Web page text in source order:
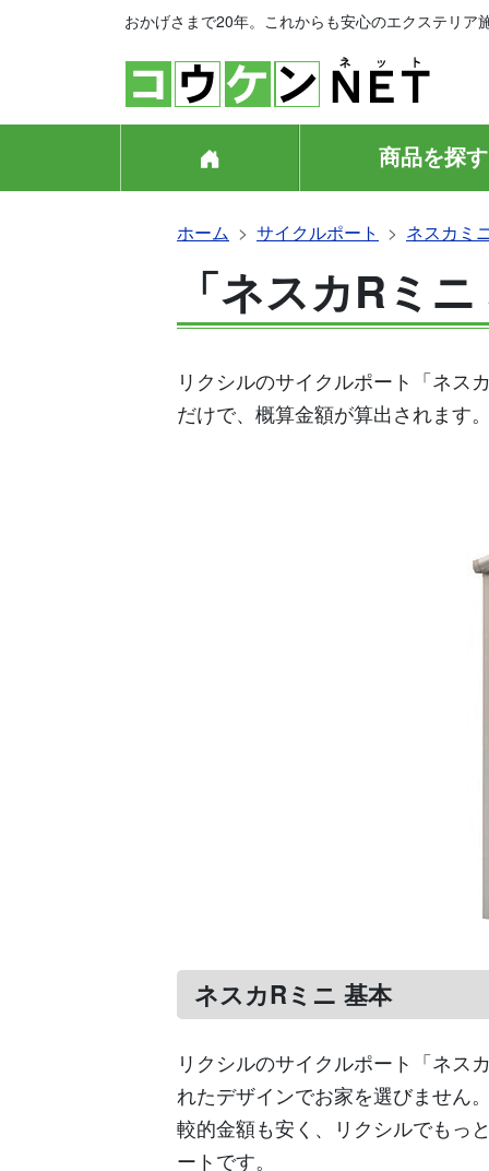
おかげさまで20年。これからも安心のエクステリア
商品を探す
ホーム サイクルポート ネスカミ
「ネスカRミ
リクシルのサイクルポート「ネス
だけで、概算金額が算出されます
ネスカRミニ 基本
リクシルのサイクルポート「ネス
れたデザインでお家を選びません
較的金額も安く、リクシルでもっ
ートです。